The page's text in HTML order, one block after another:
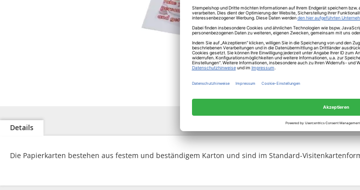
Anfang
der
springen
Details
Die Papierkarten bestehen aus festem und beständigem Karton und sind im Standard-